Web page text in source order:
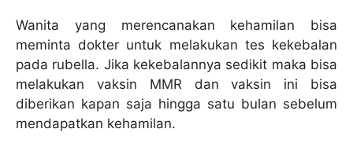
Wanita yang merencanakan kehamilan bisa
meminta dokter untuk melakukan tes kekebalan
pada rubella. Jika kekebalannya sedikit maka bisa
melakukan vaksin MMR dan vaksin ini bisa
diberikan kapan saja hingga satu bulan sebelum
mendapatkan kehamilan.